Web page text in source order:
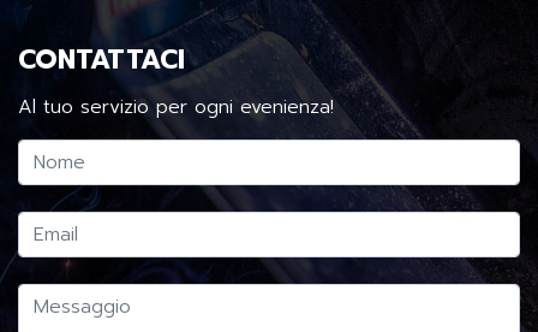
CONTATTACI
Al tuo servizio per ogni evenienza!